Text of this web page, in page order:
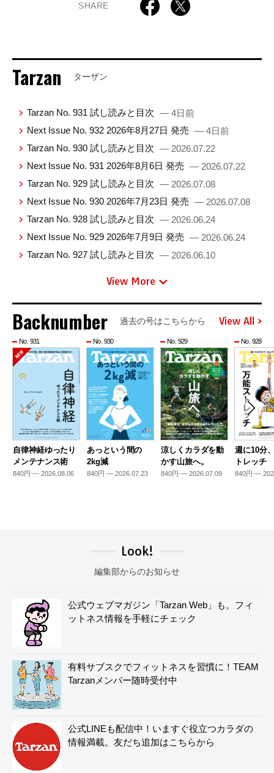
SHARE
Tarzan ターザン
Tarzan No. 931 試し読みと目次 — 4日前
Next Issue No. 932 2026年8月27日 発売 — 4日前
Tarzan No. 930 試し読みと目次 — 2026.07.22
Next Issue No. 931 2026年8月6日 発売 — 2026.07.22
Tarzan No. 929 試し読みと目次 — 2026.07.08
Next Issue No. 930 2026年7月23日 発売 — 2026.07.08
Tarzan No. 928 試し読みと目次 — 2026.06.24
Next Issue No. 929 2026年7月9日 発売 — 2026.06.24
Tarzan No. 927 試し読みと目次 — 2026.06.10
View More
Backnumber 過去の号はこちらから View All
No. 931
自律神経ゆったり
メンテナンス術
840円 — 2026.08.06
No. 930
あっという間の
2kg減
840円 — 2026.07.23
No. 929
涼しくカラダを動
かす山旅へ。
840円 — 2026.07.09
No. 928
週に10分
トレッチ
840円 —
Look!
編集部からのお知らせ
公式ウェブマガジン「Tarzan Web」も。フィ
ットネス情報を手軽にチェック
有料サブスクでフィットネスを習慣に！TEAM
Tarzanメンバー随時受付中
公式LINEも配信中！いますぐ役立つカラダの
情報満載。友だち追加はこちらから